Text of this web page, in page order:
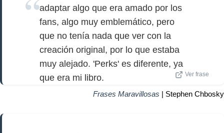
adaptar algo que era amado por los
fans, algo muy emblemático, pero
que no tenía nada que ver con la
creación original, por lo que estaba
muy alejado. 'Perks' es diferente, ya
que era mi libro.
Ver frase
Frases Maravillosas | Stephen Chbosky